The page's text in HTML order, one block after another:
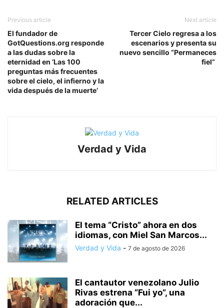
Previous article
El fundador de
GotQuestions.org responde
a las dudas sobre la
eternidad en ‘Las 100
preguntas más frecuentes
sobre el cielo, el infierno y la
vida después de la muerte’
Next article
Tercer Cielo regresa a los
escenarios y presenta su
nuevo sencillo “Permaneces
fiel”
Verdad y Vida
RELATED ARTICLES
El tema “Cristo” ahora en dos
idiomas, con Miel San Marcos...
Verdad y Vida - 7 de agosto de 2026
El cantautor venezolano Julio
Rivas estrena “Fui yo”, una
adoración que...